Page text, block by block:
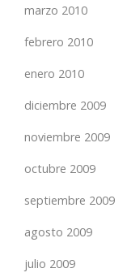
marzo 2010
febrero 2010
enero 2010
diciembre 2009
noviembre 2009
octubre 2009
septiembre 2009
agosto 2009
julio 2009